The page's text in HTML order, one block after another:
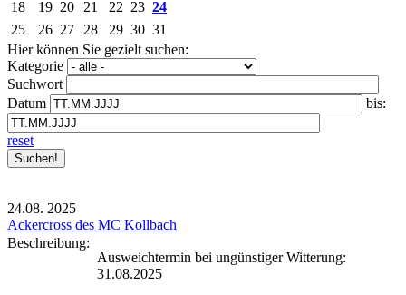
18
19 20 21 22 23 24
25
26 27 28 29 30 31
Hier können Sie gezielt suchen:
Kategorie
Suchwort
Datum
bis:
reset
24.08. 2025
Ackercross des MC Kollbach
Beschreibung:
Ausweichtermin bei ungünstiger Witterung:
31.08.2025